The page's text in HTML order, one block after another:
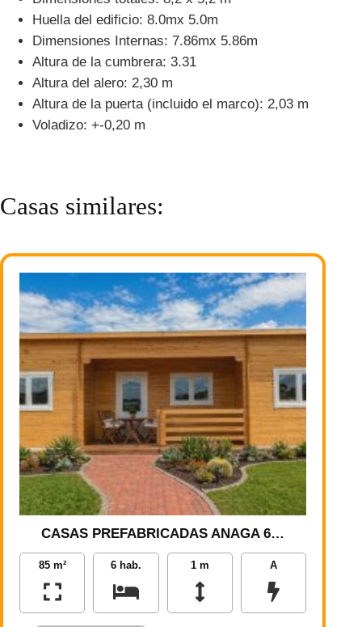
Huella del edificio: 8.0mx 5.0m
Dimensiones Internas: 7.86mx 5.86m
Altura de la cumbrera: 3.31
Altura del alero: 2,30 m
Altura de la puerta (incluido el marco): 2,03 m
Voladizo: +-0,20 m
Casas similares:
CASAS PREFABRICADAS ANAGA 6…
85 m² 6 hab. 1 m A